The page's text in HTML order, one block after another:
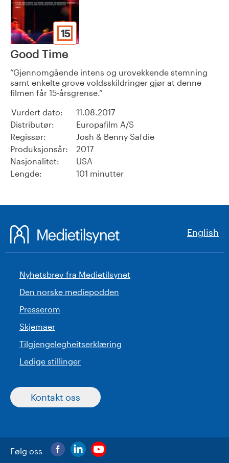
15
Good Time
Gjennomgående intens og urovekkende stemning
samt enkelte grove voldsskildringer gjør at denne
filmen får 15-årsgrense.
Vurdert dato:
11.08.2017
Distributør:
Europafilm A/S
Regissør:
Josh & Benny Safdie
Produksjonsår:
2017
Nasjonalitet:
USA
Lengde:
101 minutter
English
Nyhetsbrev fra Medietilsynet
Den norske mediepodden
Presserom
Skjemaer
Tilgjengelegheitserklæring
Ledige stillinger
Kontakt oss
Følg oss